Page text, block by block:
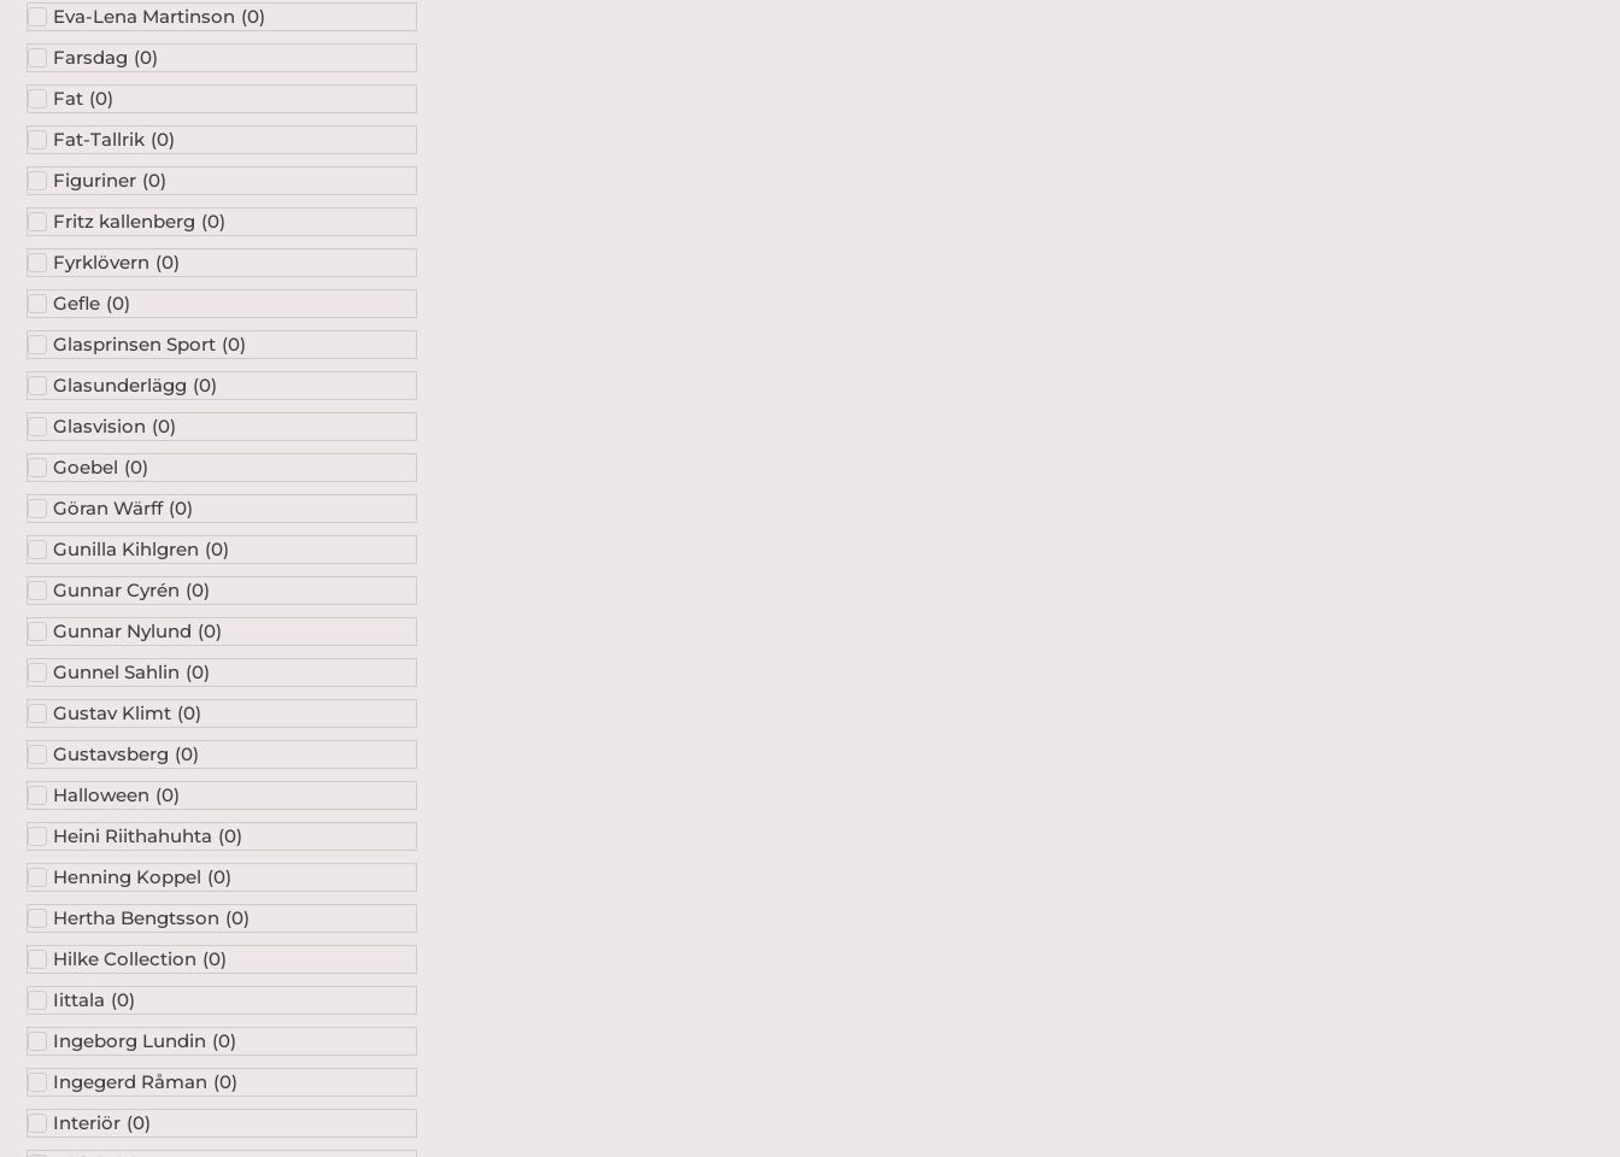
Eva-Lena Martinson (0)
Farsdag (0)
Fat (0)
Fat-Tallrik (0)
Figuriner (0)
Fritz kallenberg (0)
Fyrklövern (0)
Gefle (0)
Glasprinsen Sport (0)
Glasunderlägg (0)
Glasvision (0)
Goebel (0)
Göran Wärff (0)
Gunilla Kihlgren (0)
Gunnar Cyrén (0)
Gunnar Nylund (0)
Gunnel Sahlin (0)
Gustav Klimt (0)
Gustavsberg (0)
Halloween (0)
Heini Riithahuhta (0)
Henning Koppel (0)
Hertha Bengtsson (0)
Hilke Collection (0)
Iittala (0)
Ingeborg Lundin (0)
Ingegerd Råman (0)
Interiör (0)